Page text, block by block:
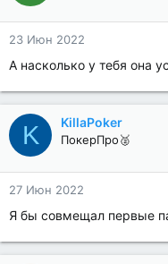
23 Июн 2022
А насколько у тебя она
K KillaPoker
ПокерПро🥈
27 Июн 2022
Я бы совмещал первые